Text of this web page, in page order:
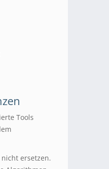
Tools
ersetzen.